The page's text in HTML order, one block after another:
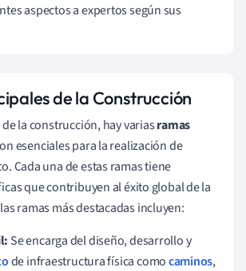
aspectos a expertos según sus
de la Construcción
la construcción, hay variasramas
esenciales para la realización de
Cada una de estas ramas tiene
que contribuyen al éxito global de la
ramas más destacadas incluyen:
Se encarga del diseño, desarrollo y
de infraestructura física comocaminos,